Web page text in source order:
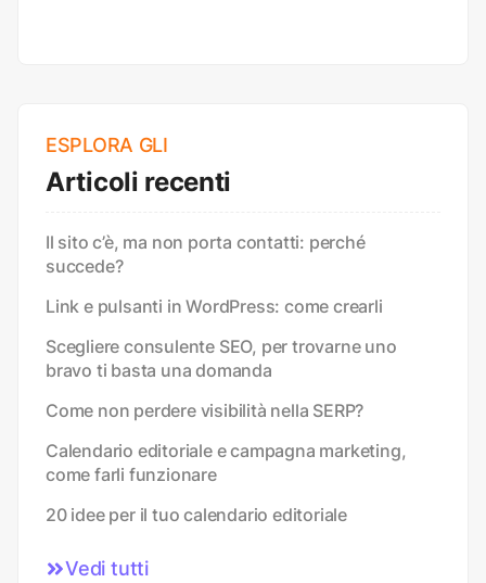
ESPLORA GLI
Articoli recenti
Il sito c’è, ma non porta contatti: perché
succede?
Link e pulsanti in WordPress: come crearli
Scegliere consulente SEO, per trovarne uno
bravo ti basta una domanda
Come non perdere visibilità nella SERP?
Calendario editoriale e campagna marketing,
come farli funzionare
20 idee per il tuo calendario editoriale
Vedi tutti